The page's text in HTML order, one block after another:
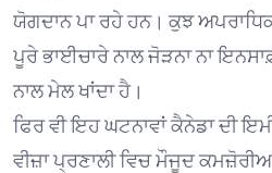
ਯੋਗਦਾਨ ਪਾ ਰਹੇ ਹਨ। ਕੁਝ
ਪੂਰੇ ਭਾਈਚਾਰੇ ਨਾਲ ਜੋੜਨਾ ਨਾ
ਨਾਲ ਮੇਲ ਖਾਂਦਾ ਹੈ।
ਫਿਰ ਵੀ ਇਹ ਘਟਨਾਵਾਂ ਕੈਨੇਡਾ ਦੀ
ਵੀਜ਼ਾ ਪ੍ਰਣਾਲੀ ਵਿਚ ਮੌਜੂਦ